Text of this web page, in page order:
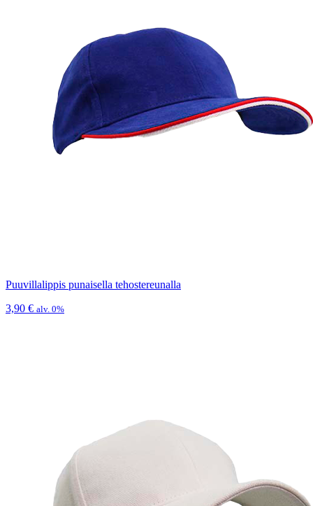
Puuvillalippis punaisella tehostereunalla
3,90 € alv. 0%